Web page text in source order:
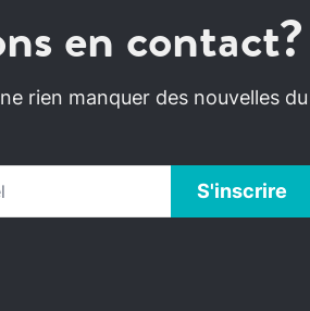
en contact?
rien manquer des nouvelles